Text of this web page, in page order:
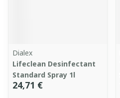
Dialex
Lifeclean Desinfectant
Standard Spray 1l
24,71 €